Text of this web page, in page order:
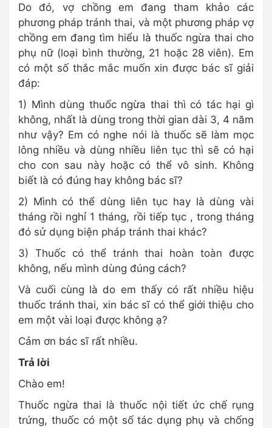
Do đó, vợ chồng em đang tham khảo các
phương pháp tránh thai, và một phương pháp vợ
chồng em đang tìm hiểu là thuốc ngừa thai cho
phụ nữ (loại bình thường, 21 hoặc 28 viên). Em
có một số thắc mắc muốn xin được bác sĩ giải
đáp:
1) Mình dùng thuốc ngừa thai thì có tác hại gì
không, nhất là dùng trong thời gian dài 3, 4 năm
như vậy? Em có nghe nói là thuốc sẽ làm mọc
lông nhiều và dùng nhiều liên tục thì sẽ có hại
cho con sau này hoặc có thể vô sinh. Không
biết là có đúng hay không bác sĩ?
2) Mình có thể dùng liên tục hay là dùng vài
tháng rồi nghỉ 1 tháng, rồi tiếp tục , trong tháng
đó sử dụng biện pháp tránh thai khác?
3) Thuốc có thể tránh thai hoàn toàn được
không, nếu mình dùng đúng cách?
Và cuối cùng là do em thấy có rất nhiều hiệu
thuốc tránh thai, xin bác sĩ có thể giới thiệu cho
em một vài loại được không ạ?
Cảm ơn bác sĩ rất nhiều.
Trả lời
Chào em!
Thuốc ngừa thai là thuốc nội tiết ức chế rụng
trứng, thuốc có một số tác dụng phụ và chống